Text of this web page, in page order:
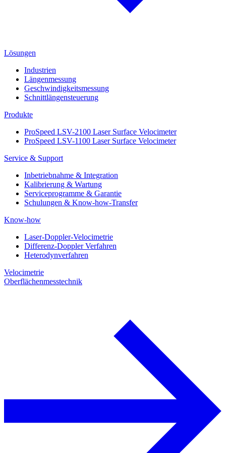
Lösungen
Industrien
Längenmessung
Geschwindigkeitsmessung
Schnittlängensteuerung
Produkte
ProSpeed LSV-2100 Laser Surface Velocimeter
ProSpeed LSV-1100 Laser Surface Velocimeter
Service & Support
Inbetriebnahme & Integration
Kalibrierung & Wartung
Serviceprogramme & Garantie
Schulungen & Know-how-Transfer
Know-how
Laser-Doppler-Velocimetrie
Differenz-Doppler Verfahren
Heterodynverfahren
Velocimetrie
Oberflächenmesstechnik